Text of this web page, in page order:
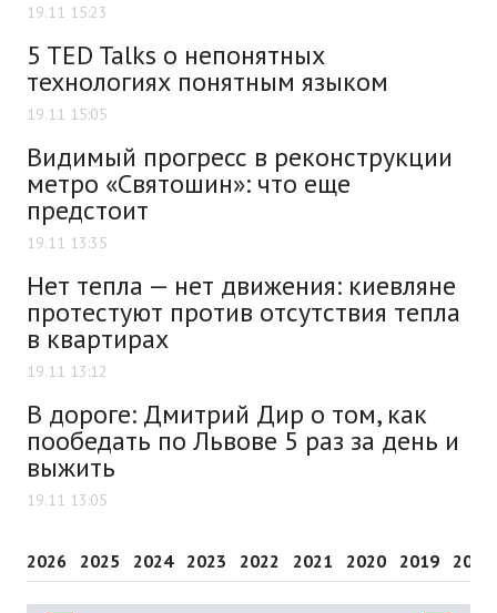
19.11 15:23
5 TED Talks о непонятных
технологиях понятным языком
19.11 15:05
Видимый прогресс в реконструкции
метро «Святошин»: что еще
предстоит
19.11 13:35
Нет тепла — нет движения: киевляне
протестуют против отсутствия тепла
в квартирах
19.11 13:12
В дороге: Дмитрий Дир о том, как
пообедать по Львове 5 раз за день и
выжить
19.11 13:05
2026 2025 2024 2023 2022 2021 2020 2019 2018